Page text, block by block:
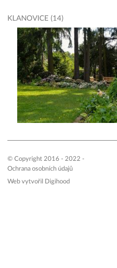
KLANOVICE (14)
© Copyright 2016 - 2022 -
Ochrana osobních údajů
Web vytvořil
Digihood